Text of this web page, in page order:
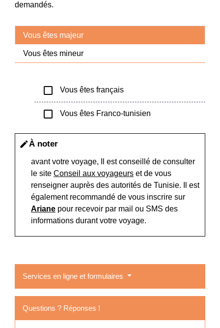
demandés.
Vous êtes majeur
Vous êtes mineur
check_box_outline_blank Vous êtes français
check_box_outline_blank Vous êtes Franco-tunisien
editÀ noter
avant votre voyage, Il est conseillé de consulter
le site Conseil aux voyageurs et de vous
renseigner auprès des autorités de Tunisie. Il est
également recommandé de vous inscrire sur
Ariane pour recevoir par mail ou SMS des
informations durant votre voyage.
Services en ligne et formulaires
Questions ? Réponses !